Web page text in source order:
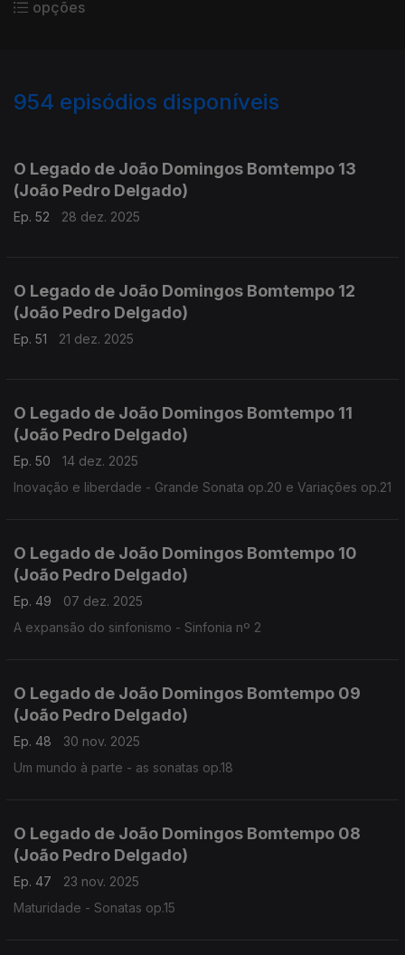
opções
954 episódios disponíveis
O Legado de João Domingos Bomtempo 13
(João Pedro Delgado)
Ep. 52 28 dez. 2025
O Legado de João Domingos Bomtempo 12
(João Pedro Delgado)
Ep. 51 21 dez. 2025
O Legado de João Domingos Bomtempo 11
(João Pedro Delgado)
Ep. 50
14 dez. 2025
Inovação e liberdade - Grande Sonata op.20 e Variações op.21
O Legado de João Domingos Bomtempo 10
(João Pedro Delgado)
Ep. 49
07 dez. 2025
A expansão do sinfonismo - Sinfonia nº 2
O Legado de João Domingos Bomtempo 09
(João Pedro Delgado)
Ep. 48
30 nov. 2025
Um mundo à parte - as sonatas op.18
O Legado de João Domingos Bomtempo 08
(João Pedro Delgado)
Ep. 47
23 nov. 2025
Maturidade - Sonatas op.15